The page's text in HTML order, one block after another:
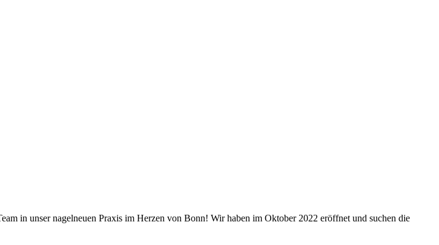
in unser nagelneuen Praxis im Herzen von Bonn! Wir haben im Oktober 2022 eröffnet und suchen die